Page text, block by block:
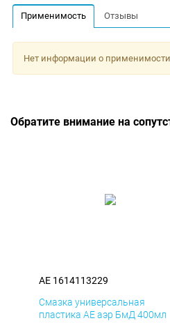
Применимость Отзывы
Нет информации о применимости
Обратите внимание на
AE 1614113229
Смазка универсальная
пластика AE аэр БмД 400мл